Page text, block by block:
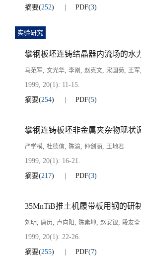
摘要(252) PDF(3)
实验研究
攀钢板坯连铸结晶器内流场的水
马范军, 文光华, 李刚 , 赵克文, 宋国菊, 王军,
1999, 20(1): 11-15.
摘要(254) PDF(5)
攀钢连铸板坯非金属夹杂物现状
严学模, 杜德信, 陈渝, 仲剑丽, 王地君
1999, 20(1): 16-21.
摘要(217) PDF(3)
35MnTiB推土机履带板用钢的研制
刘明, 唐历, 卢向阳 , 陈素坤, 赵安银, 段友全
1999, 20(1): 22-26.
摘要(255) PDF(7)